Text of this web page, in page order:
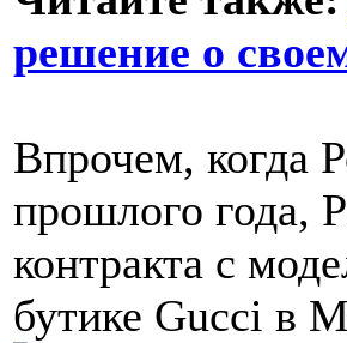
решение о
Впрочем, когда
прошлого года,
контракта с
бутике Gucci в